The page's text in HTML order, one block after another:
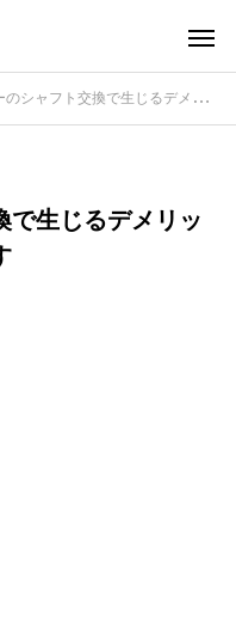
ト交換で生じるデメリット！最適なスペックを探す
で生じるデメリッ